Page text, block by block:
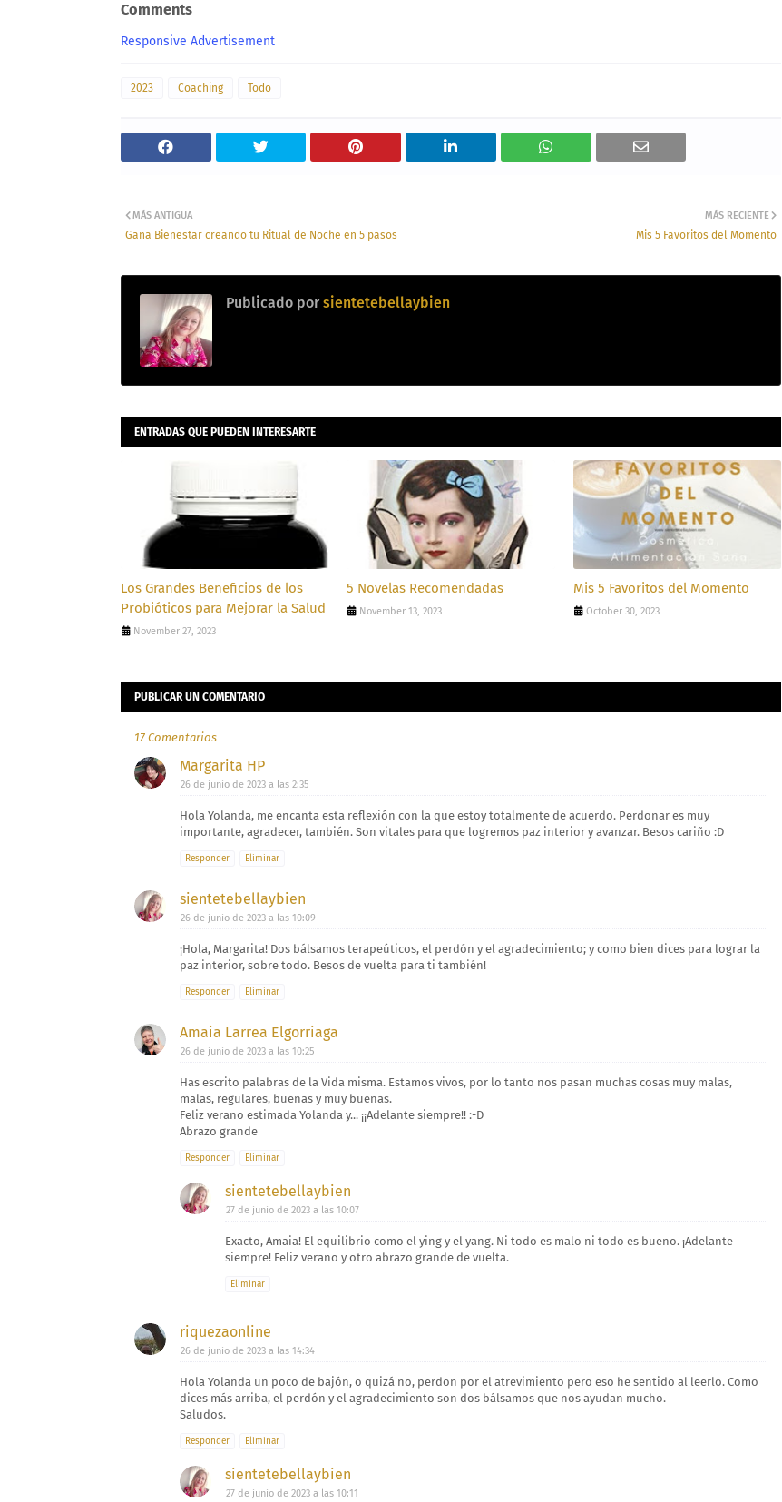
Comments
Responsive Advertisement
2023 Coaching Todo
MÁS RECIENTE
Mis 5 Favoritos del Momento
MÁS ANTIGUA
Gana Bienestar creando tu Ritual de Noche en 5 pasos
Publicado por sientetebellaybien
ENTRADAS QUE PUEDEN INTERESARTE
Los Grandes Beneficios de los
Probióticos para Mejorar la Salud
November 27, 2023
5 Novelas Recomendadas
November 13, 2023
Mis 5 Favoritos del Momento
October 30, 2023
PUBLICAR UN COMENTARIO
17 Comentarios
Margarita HP
26 de junio de 2023 a las 2:35
Hola Yolanda, me encanta esta reflexión con la que estoy totalmente de acuerdo. Perdonar es muy
importante, agradecer, también. Son vitales para que logremos paz interior y avanzar. Besos cariño :D
Responder Eliminar
sientetebellaybien
26 de junio de 2023 a las 10:09
¡Hola, Margarita! Dos bálsamos terapeúticos, el perdón y el agradecimiento; y como bien dices para lograr la
paz interior, sobre todo. Besos de vuelta para ti también!
Responder Eliminar
Amaia Larrea Elgorriaga
26 de junio de 2023 a las 10:25
Has escrito palabras de la Vida misma. Estamos vivos, por lo tanto nos pasan muchas cosas muy malas,
malas, regulares, buenas y muy buenas.
Feliz verano estimada Yolanda y... ¡¡Adelante siempre!! :-D
Abrazo grande
Responder Eliminar
sientetebellaybien
27 de junio de 2023 a las 10:07
Exacto, Amaia! El equilibrio como el ying y el yang. Ni todo es malo ni todo es bueno. ¡Adelante
siempre! Feliz verano y otro abrazo grande de vuelta.
Eliminar
riquezaonline
26 de junio de 2023 a las 14:34
Hola Yolanda un poco de bajón, o quizá no, perdon por el atrevimiento pero eso he sentido al leerlo. Como
dices más arriba, el perdón y el agradecimiento son dos bálsamos que nos ayudan mucho.
Saludos.
Responder Eliminar
sientetebellaybien
27 de junio de 2023 a las 10:11